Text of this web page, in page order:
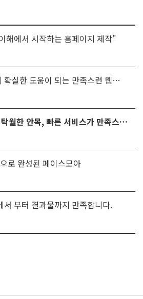
해에서 시작하는 홈페이지 제작"
브랜드 강화로 영업에 확실한 도움이 되는 만족스런 웹사이트
"정확한 니즈 반영과 탁월한 안목, 빠른 서비스가 만족스러웠습니다."
로 완성된 페이스모아
서 부터 결과물까지 만족합니다.